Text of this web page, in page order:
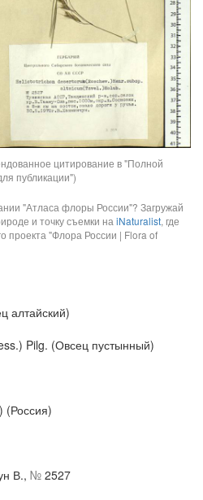
цитирование в "Полной
публикации")
"Атласа флоры России"? Загружай
и точку съемки на iNaturalist, где
проекта "Флора России | Flora of
алтайский)
Pilg. (Овсец пустынный)
(Россия)
В., № 2527